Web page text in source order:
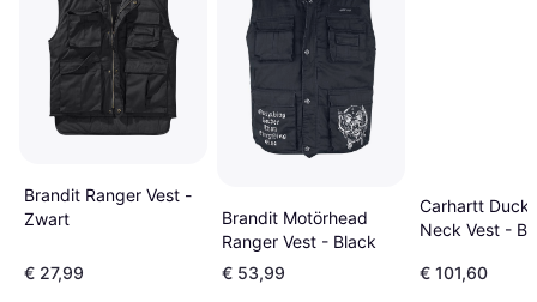
Brandit Ranger Vest -
Zwart
€ 27,99
Brandit Motörhead
Ranger Vest - Black
€ 53,99
Carhartt Duck
Neck Vest -
€ 101,60